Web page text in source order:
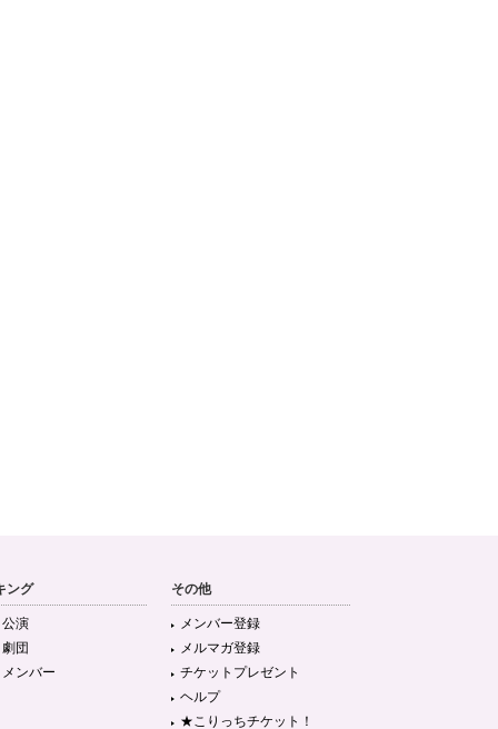
ング
演
団
ンバー
その他
メンバー登録
メルマガ登録
チケットプレゼント
ヘルプ
★こりっちチケット！